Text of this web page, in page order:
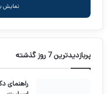
نمایش
پربازدیدترین 7 روز گذشته
راهنمای